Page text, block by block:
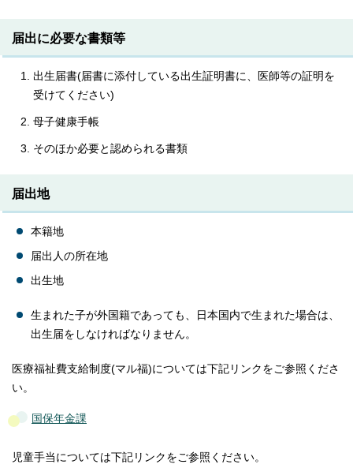
届出に必要な書類等
出生届書(届書に添付している出生証明書に、医師等の証明を
受けてください)
母子健康手帳
そのほか必要と認められる書類
届出地
本籍地
届出人の所在地
出生地
生まれた子が外国籍であっても、日本国内で生まれた場合は、
出生届をしなければなりません。
医療福祉費支給制度(マル福)については下記リンクをご参照くださ
い。
国保年金課
児童手当については下記リンクをご参照ください。